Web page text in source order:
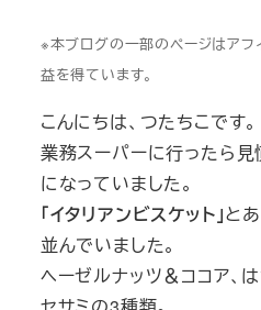
※本ブログの一部のページはアフ
益を得ています。
こんにちは、つたちこです。
業務スーパーに行ったら
になっていました。
「イタリアンビスケット」と
並んでいました。
ヘーゼルナッツ＆ココア、